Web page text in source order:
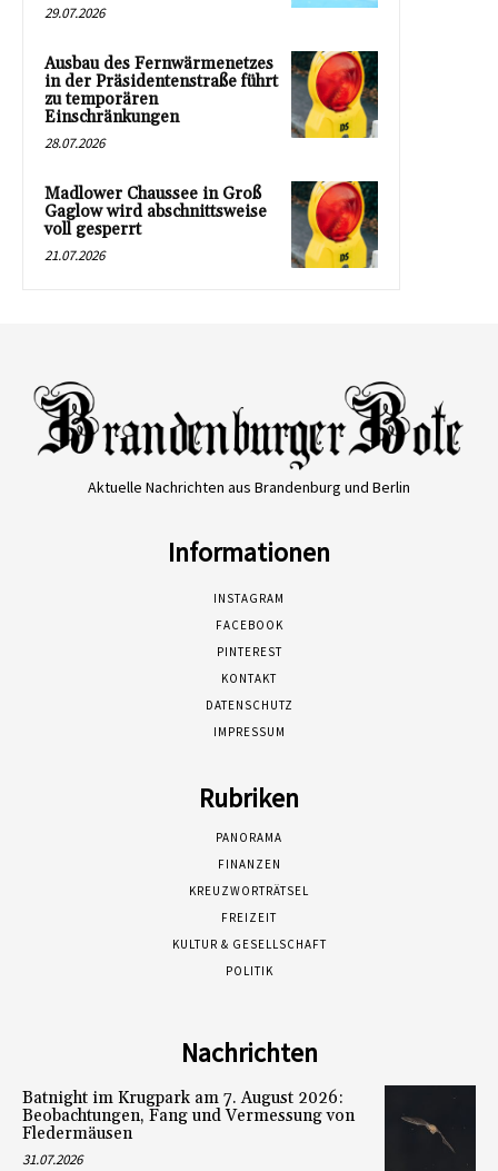
29.07.2026
Ausbau des Fernwärmenetzes
in der Präsidentenstraße führt
zu temporären
Einschränkungen
28.07.2026
Madlower Chaussee in Groß
Gaglow wird abschnittsweise
voll gesperrt
21.07.2026
Aktuelle Nachrichten aus Brandenburg und Berlin
Informationen
INSTAGRAM
FACEBOOK
PINTEREST
KONTAKT
DATENSCHUTZ
IMPRESSUM
Rubriken
PANORAMA
FINANZEN
KREUZWORTRÄTSEL
FREIZEIT
KULTUR & GESELLSCHAFT
POLITIK
Nachrichten
Batnight im Krugpark am 7. August 2026:
Beobachtungen, Fang und Vermessung von
Fledermäusen
31.07.2026